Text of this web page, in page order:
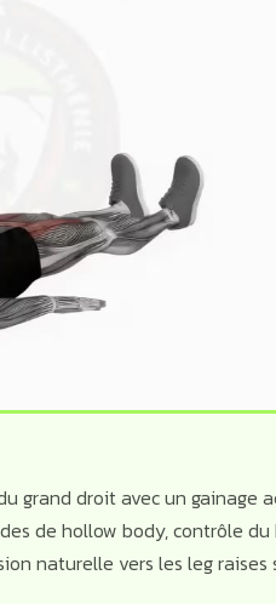
grand droit avec un gainage
de hollow body, contrôle du
naturelle vers les leg raises